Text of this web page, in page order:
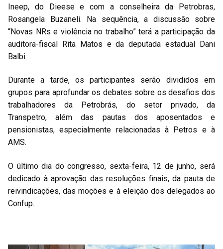
Ineep, do Dieese e com a conselheira da Petrobras,
Rosangela Buzaneli. Na sequência, a discussão sobre
“Novas NRs e violência no trabalho” terá a participação da
auditora-fiscal Rita Matos e da deputada estadual Dani
Balbi.
Durante a tarde, os participantes serão divididos em
grupos para aprofundar os debates sobre os desafios dos
trabalhadores da Petrobrás, do setor privado, da
Transpetro, além das pautas dos aposentados e
pensionistas, especialmente relacionadas à Petros e à
AMS.
O último dia do congresso, sexta-feira, 12 de junho, será
dedicado à aprovação das resoluções finais, da pauta de
reivindicações, das moções e à eleição dos delegados ao
Confup.